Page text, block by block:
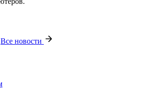
Все новости